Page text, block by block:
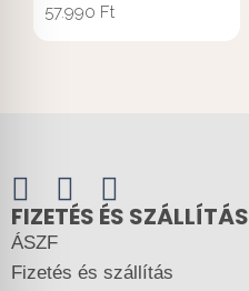
57.990 Ft
FIZETÉS ÉS SZÁLLÍTÁS
ÁSZF
Fizetés és szállítás